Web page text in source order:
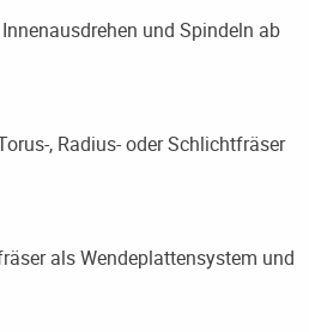
und Spindeln ab
, Radius- oder Schlichtfräser
als Wendeplattensystem und